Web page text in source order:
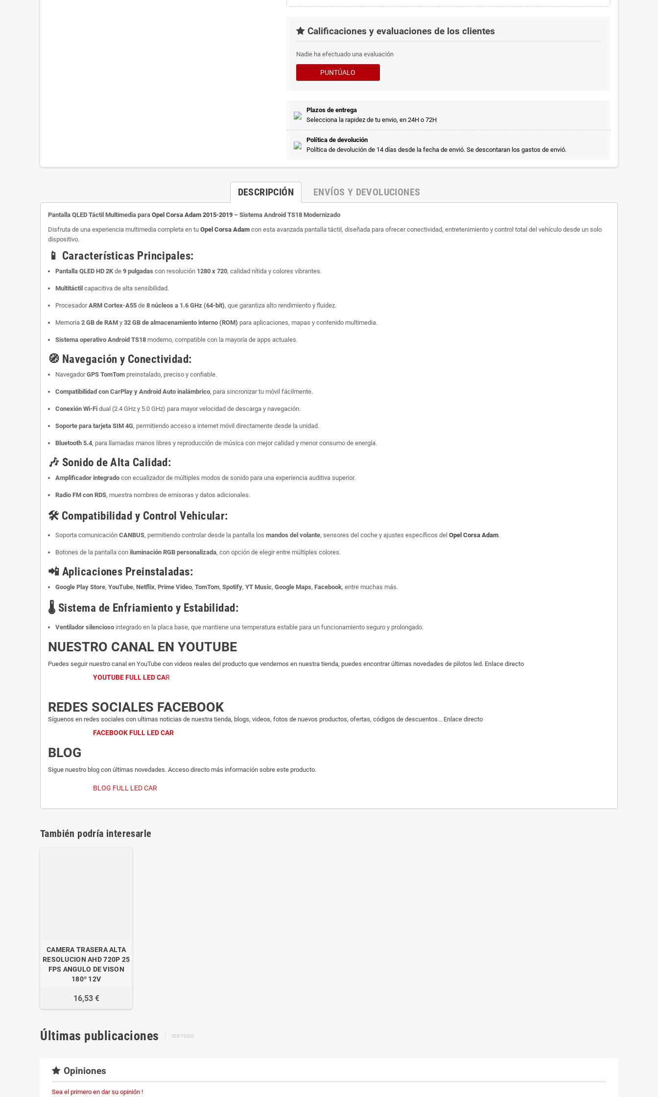
Calificaciones y evaluaciones de los clientes
Nadie ha efectuado una evaluación
PUNTÚALO
Plazos de entrega
Selecciona la rapidez de tu envio, en 24H o 72H
Política de devolución
Política de devolución de 14 días desde la fecha de envió. Se descontaran los gastos de envió.
DESCRIPCIÓN ENVÍOS Y DEVOLUCIONES
Pantalla QLED Táctil Multimedia para Opel Corsa Adam 2015-2019 – Sistema Android TS18 Modernizado
Disfruta de una experiencia multimedia completa en tu Opel Corsa Adam con esta avanzada pantalla táctil, diseñada para ofrecer conectividad, entretenimiento y control total del vehículo desde un solo
dispositivo.
📱 Características Principales:
Pantalla QLED HD 2K de 9 pulgadas con resolución 1280 x 720, calidad nítida y colores vibrantes.
Multitáctil capacitiva de alta sensibilidad.
ProcesadorARM Cortex-A55 de 8 núcleos a 1.6 GHz (64-bit), que garantiza alto rendimiento y fluidez.
Memoria 2 GB de RAM y 32 GB de almacenamiento interno (ROM) para aplicaciones, mapas y contenido multimedia.
Sistema operativo Android TS18 moderno, compatible con la mayoría de apps actuales.
🧭 Navegación y Conectividad:
NavegadorGPS TomTom preinstalado, preciso y confiable.
Compatibilidad con CarPlay y Android Auto inalámbrico, para sincronizar tu móvil fácilmente.
Conexión Wi-Fi dual (2.4 GHz y 5.0 GHz) para mayor velocidad de descarga y navegación.
Soporte para tarjeta SIM 4G, permitiendo acceso a internet móvil directamente desde la unidad.
Bluetooth 5.4, para llamadas manos libres y reproducción de música con mejor calidad y menor consumo de energía.
🎶 Sonido de Alta Calidad:
Amplificador integrado con ecualizador de múltiples modos de sonido para una experiencia auditiva superior.
Radio FM con RDS, muestra nombres de emisoras y datos adicionales.
🛠️ Compatibilidad y Control Vehicular:
Soporta comunicación CANBUS, permitiendo controlar desde la pantalla los mandos del volante, sensores del coche y ajustes específicos del Opel Corsa Adam.
Botones de la pantalla con iluminación RGB personalizada, con opción de elegir entre múltiples colores.
📲 Aplicaciones Preinstaladas:
Google Play Store, YouTube, Netflix, Prime Video, TomTom, Spotify, YT Music, Google Maps, Facebook, entre muchas más.
🌡️ Sistema de Enfriamiento y Estabilidad:
Ventilador silencioso integrado en la placa base, que mantiene una temperatura estable para un funcionamiento seguro y prolongado.
NUESTRO CANAL EN YOUTUBE
Puedes seguir nuestro canal en YouTube con videos reales del producto que vendemos en nuestra tienda, puedes encontrar últimas novedades de pilotos led. Enlace directo
YOUTUBE FULL LED CAR
REDES SOCIALES FACEBOOK
Síguenos en redes sociales con ultimas noticias de nuestra tienda, blogs, videos, fotos de nuevos productos, ofertas, códigos de descuentos... Enlace directo
FACEBOOK FULL LED CAR
BLOG
Sigue nuestro blog con últimas novedades. Acceso directo más información sobre este producto.
BLOG FULL LED CAR
También podría interesarle
CAMERA TRASERA ALTA
RESOLUCION AHD 720P 25
FPS ANGULO DE VISON
180º 12V
16,53 €
Últimas publicaciones VER TODO
Opiniones
Sea el primero en dar su opinión !